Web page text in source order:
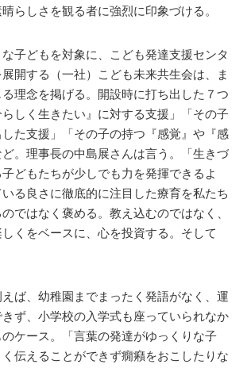
晴らしさを観る者に強烈に印象づける。
子どもを対象に、こども発達支援センタ
開する（一社）こども未来共生会は、ま
理念を掲げる。開設時に打ち出した７つ
しく生きたい』に対する支援」「その子
た支援」「その子の持つ『感覚』や『感
。理事長の中島展さんは言う。「生きづ
どもたちが少しでも力を発揮できるよ
る良さに徹底的に注目した療育を私たち
ではなく褒める。教え込むのではなく、
くをベースに、心を投資する。そして
ば、幼稚園までまったく発語がなく、運
ず、小学校の入学式も座っていられなか
ケース。「言葉の発達がゆっくりな子
伝えることができず癇癪をおこしたりな